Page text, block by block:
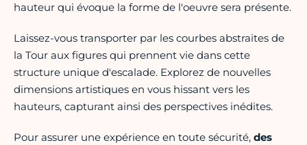
hauteur qui évoque la forme de l'oeuvre sera présente.
Laissez-vous transporter par les courbes abstraites de
la Tour aux figures qui prennent vie dans cette
structure unique d'escalade. Explorez de nouvelles
dimensions artistiques en vous hissant vers les
hauteurs, capturant ainsi des perspectives inédites.
Pour assurer une expérience en toute sécurité, des